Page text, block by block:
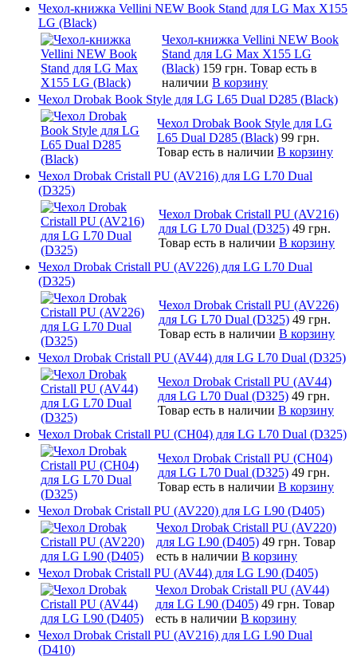
Чехол-книжка Vellini NEW Book Stand для LG Max X155
LG (Black)
Чехол-книжка Vellini NEW Book
Stand для LG Max X155 LG
(Black) 159 грн. Товар есть в
наличии В корзину
Чехол Drobak Book Style для LG L65 Dual D285 (Black)
Чехол Drobak Book Style для LG
L65 Dual D285 (Black) 99 грн.
Товар есть в наличии В корзину
Чехол Drobak Cristall PU (AV216) для LG L70 Dual
(D325)
Чехол Drobak Cristall PU (AV216)
для LG L70 Dual (D325) 49 грн.
Товар есть в наличии В корзину
Чехол Drobak Cristall PU (AV226) для LG L70 Dual
(D325)
Чехол Drobak Cristall PU (AV226)
для LG L70 Dual (D325) 49 грн.
Товар есть в наличии В корзину
Чехол Drobak Cristall PU (AV44) для LG L70 Dual (D325)
Чехол Drobak Cristall PU (AV44)
для LG L70 Dual (D325) 49 грн.
Товар есть в наличии В корзину
Чехол Drobak Cristall PU (CH04) для LG L70 Dual (D325)
Чехол Drobak Cristall PU (CH04)
для LG L70 Dual (D325) 49 грн.
Товар есть в наличии В корзину
Чехол Drobak Cristall PU (AV220) для LG L90 (D405)
Чехол Drobak Cristall PU (AV220)
для LG L90 (D405) 49 грн. Товар
есть в наличии В корзину
Чехол Drobak Cristall PU (AV44) для LG L90 (D405)
Чехол Drobak Cristall PU (AV44)
для LG L90 (D405) 49 грн. Товар
есть в наличии В корзину
Чехол Drobak Cristall PU (AV216) для LG L90 Dual
(D410)